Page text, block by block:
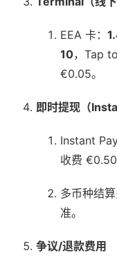
EEA 卡：
10，Tap
€0.05。
即时提现（
Instant
收费 €0.50
多币种结
准。
争议/退款费用